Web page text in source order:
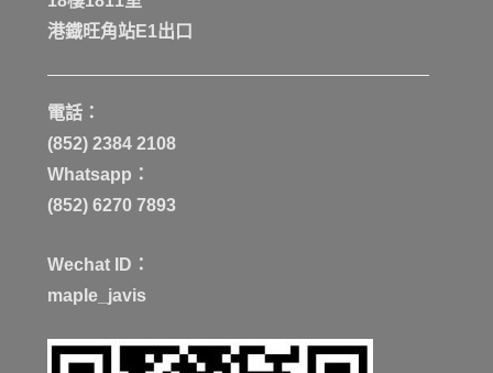
港鐡旺角站E1出口
電話：
(852) 2384 2108
Whatsapp：
(852) 6270 7893
Wechat ID：
maple_javis